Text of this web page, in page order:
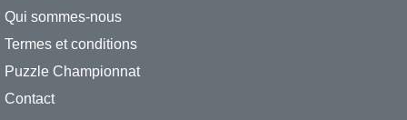
Qui sommes-nous
Termes et conditions
Puzzle Championnat
Contact